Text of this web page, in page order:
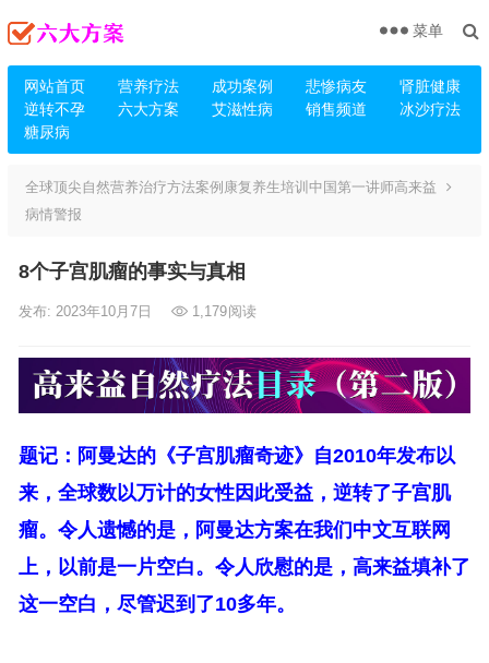
网站首页 营养疗法 成功案例 悲惨病友
肾脏健康
逆转不孕
六大方案 艾滋性病 销售频道
冰沙疗法
糖尿病
菜单
全球顶尖自然营养治疗方法案例康复养生培训中国第一讲师高来益
病情警报
8个子宫肌瘤的事实与真相
发布: 2023年10月7日 1,179阅读
题记：阿曼达的《子宫肌瘤奇迹》自2010年发布以
来，全球数以万计的女性因此受益，逆转了子宫肌
瘤。令人遗憾的是，阿曼达方案在我们中文互联网
上，以前是一片空白。令人欣慰的是，高来益填补了
这一空白，尽管迟到了10多年。